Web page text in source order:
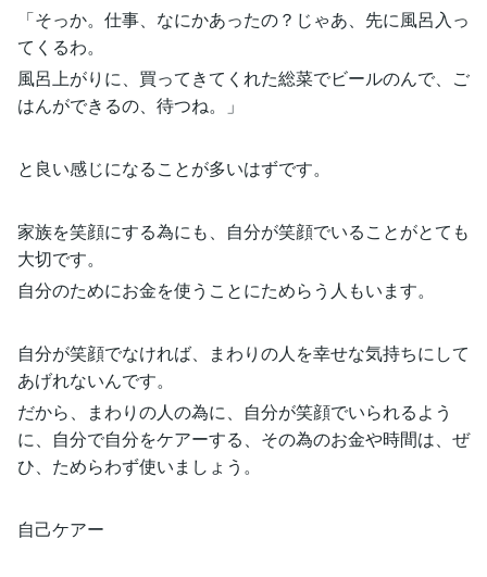
「そっか。仕事、なにかあったの？じゃあ、先に風呂入っ
てくるわ。
風呂上がりに、買ってきてくれた総菜でビールのんで、ご
はんができるの、待つね。」
と良い感じになることが多いはずです。
家族を笑顔にする為にも、自分が笑顔でいることがとても
大切です。
自分のためにお金を使うことにためらう人もいます。
自分が笑顔でなければ、まわりの人を幸せな気持ちにして
あげれないんです。
だから、まわりの人の為に、自分が笑顔でいられるよう
に、自分で自分をケアーする、その為のお金や時間は、ぜ
ひ、ためらわず使いましょう。
自己ケアー